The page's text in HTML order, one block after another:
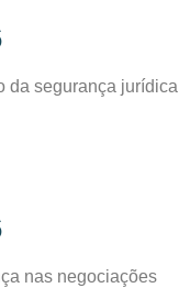
da segurança
nas negociações